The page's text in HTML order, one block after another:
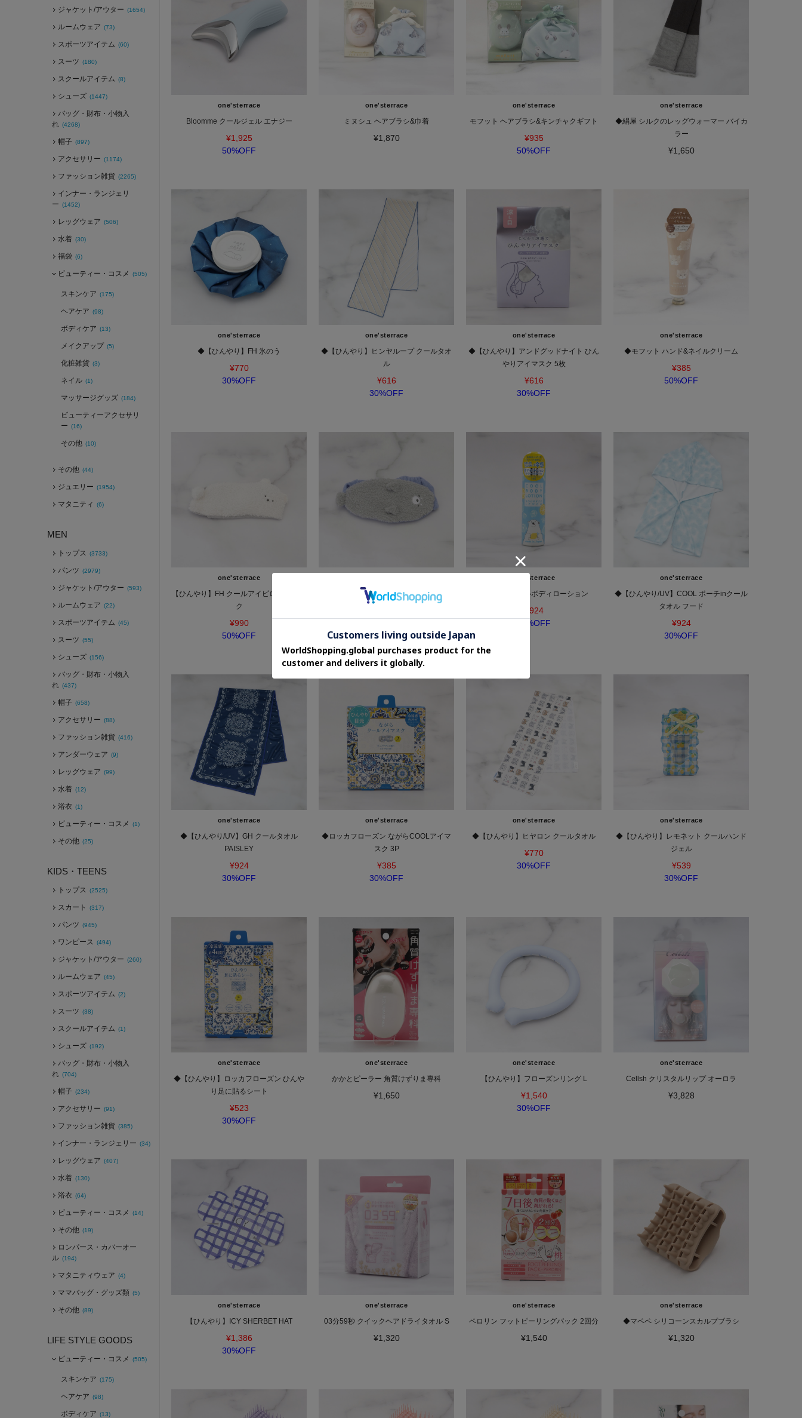
ジャケット/アウター (1654)
ルームウェア (73)
スポーツアイテム (60)
スーツ (180)
スクールアイテム (8)
シューズ (1447)
バッグ・財布・小物入
れ (4268)
帽子 (897)
アクセサリー (1174)
ファッション雑貨 (2265)
インナー・ランジェリ
ー (1452)
レッグウェア (506)
水着 (30)
福袋 (6)
ビューティー・コスメ (505)
スキンケア (175)
ヘアケア (98)
ボディケア (13)
メイクアップ (5)
化粧雑貨 (3)
ネイル (1)
マッサージグッズ (184)
ビューティーアクセサリ
ー (16)
その他 (10)
その他 (44)
ジュエリー (1954)
マタニティ (6)
MEN
トップス (3733)
パンツ (2979)
ジャケット/アウター (593)
ルームウェア (22)
スポーツアイテム (45)
スーツ (55)
シューズ (156)
バッグ・財布・小物入
れ (437)
帽子 (658)
アクセサリー (88)
ファッション雑貨 (416)
アンダーウェア (9)
レッグウェア (99)
水着 (12)
浴衣 (1)
ビューティー・コスメ (1)
その他 (25)
KIDS・TEENS
トップス (2525)
スカート (317)
パンツ (945)
ワンピース (494)
ジャケット/アウター (260)
ルームウェア (45)
スポーツアイテム (2)
スーツ (38)
スクールアイテム (1)
シューズ (192)
バッグ・財布・小物入
れ (704)
帽子 (234)
アクセサリー (91)
ファッション雑貨 (385)
インナー・ランジェリー (34)
レッグウェア (407)
水着 (130)
浴衣 (64)
ビューティー・コスメ (14)
その他 (19)
ロンパース・カバーオー
ル (194)
マタニティウェア (4)
ママバッグ・グッズ類 (5)
その他 (89)
LIFE STYLE GOODS
ビューティー・コスメ (505)
スキンケア (175)
ヘアケア (98)
ボディケア (13)
one'sterrace
Bloomme クールジェル エナジー
¥1,925
50%OFF
one'sterrace
ミヌシュ ヘアブラシ&巾着
¥1,870
one'sterrace
モフット ヘアブラシ&キンチャクギフト
¥935
50%OFF
one'sterrace
◆絹屋 シルクのレッグウォーマー バイカ
ラー
¥1,650
one'sterrace
◆【ひんやり】FH 氷のう
¥770
30%OFF
one'sterrace
◆【ひんやり】ヒンヤループ クールタオ
ル
¥616
30%OFF
one'sterrace
◆【ひんやり】アンドグッドナイト ひん
やりアイマスク 5枚
¥616
30%OFF
one'sterrace
◆モフット ハンド&ネイルクリーム
¥385
50%OFF
one'sterrace
【ひんやり】FH クールアイピロー ダイフ
ク
¥990
50%OFF
【ひんやり】FH クールアイピロー ギュウ
50%OFF
one'sterrace
◆かき氷 クールボディローション
¥924
30%OFF
one'sterrace
◆【ひんやり/UV】COOL ポーチinクール
タオル フード
¥924
30%OFF
one'sterrace
◆【ひんやり/UV】GH クールタオル
PAISLEY
¥924
30%OFF
one'sterrace
◆ロッカフローズン ながらCOOLアイマ
スク 3P
¥385
30%OFF
one'sterrace
◆【ひんやり】ヒヤロン クールタオル
¥770
30%OFF
one'sterrace
◆【ひんやり】レモネット クールハンド
ジェル
¥539
30%OFF
one'sterrace
◆【ひんやり】ロッカフローズン ひんや
り足に貼るシート
¥523
30%OFF
one'sterrace
かかとピーラー 角質けずりま専科
¥1,650
one'sterrace
【ひんやり】フローズンリング L
¥1,540
30%OFF
one'sterrace
Cellsh クリスタルリップ オーロラ
¥3,828
one'sterrace
【ひんやり】ICY SHERBET HAT
¥1,386
30%OFF
one'sterrace
03分59秒 クイックヘアドライタオル S
¥1,320
one'sterrace
ペロリン フットピーリングパック 2回分
¥1,540
one'sterrace
◆マペペ シリコーンスカルプブラシ
¥1,320